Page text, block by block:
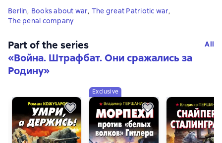
Berlin, Books about war, The great Patriotic war,
The penal company
Part of the series
«Война. Штрафбат. Они сражались за
Родину»
All
Exclusive